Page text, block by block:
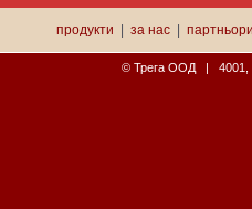
продукти за нас|
© Трега ООД | 4001,